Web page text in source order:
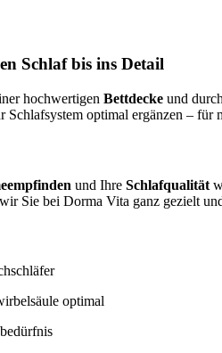
Schlaf bis ins Detail
hochwertigen Bettdecke und
Schlafsystem optimal ergänzen – für
und Ihre Schlafqualität
Sie bei Dorma Vita ganz gezielt
optimal